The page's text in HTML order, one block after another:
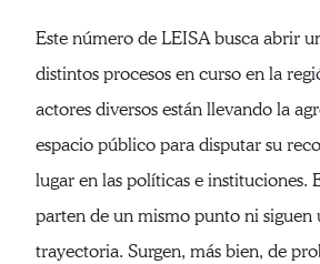
Este número de LEISA busca abrir
distintos procesos en curso en la
actores diversos están llevando la
espacio público para disputar su
lugar en las políticas e instituciones.
parten de un mismo punto ni siguen
trayectoria. Surgen, más bien, de